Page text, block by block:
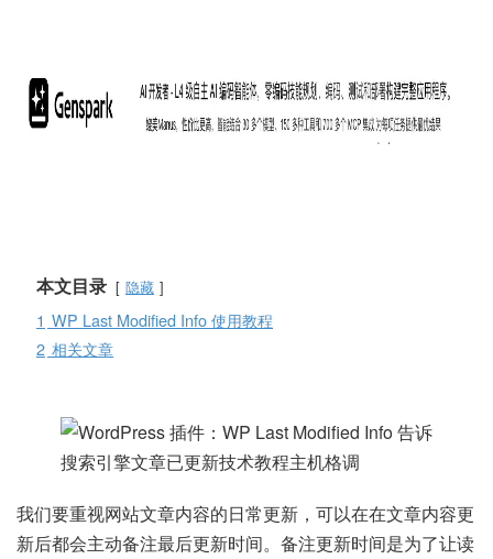
本文目录 隐藏
1 WP Last Modified Info 使用教程
2 相关文章
我们要重视网站文章内容的日常更新，可以在在文章内容更
新后都会主动备注最后更新时间。备注更新时间是为了让读